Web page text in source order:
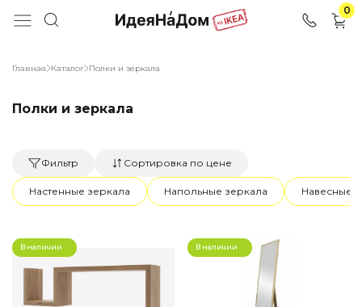
0
Главная Каталог Полки и зеркала
Полки и зеркала
Фильтр Сортировка по цене
Настенные зеркала Напольные зеркала Навесные
В наличии В наличии